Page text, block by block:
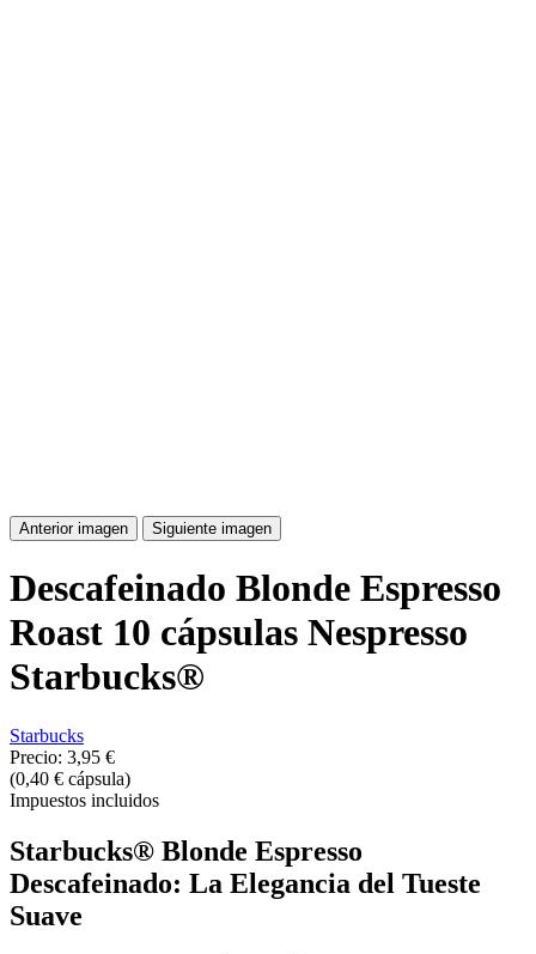
Anterior imagen Siguiente imagen
Descafeinado Blonde Espresso
Roast 10 cápsulas Nespresso
Starbucks®
Starbucks
Precio: 3,95 €
(0,40 € cápsula)
Impuestos incluidos
Starbucks® Blonde Espresso
Descafeinado: La Elegancia del Tueste
Suave